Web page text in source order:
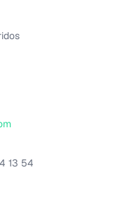
13 54